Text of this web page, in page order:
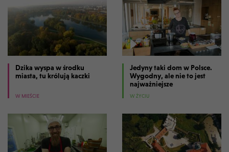
Dzika wyspa w środku
miasta, tu królują kaczki
W MIEŚCIE
Jedyny taki dom w Polsce.
Wygodny, ale nie to jest
najważniejsze
W ŻYCIU